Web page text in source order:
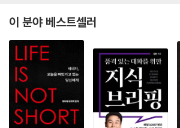
육아 문화로 이어진다. 유아 용품 기업은 부모의
팅을 강화하고, 다른 문화권의 새로운 육아법들이
는 불안은 커져만 간다. 저자는 이러한 현실적인
고 자신의 경험을 바탕으로 그 불안의 근원을 천천
유아차는 현대 육아의 복잡한 상징을 담은 세계이
즈다.
- 메건 볼퍼트 (〈팝매터스〉)
재미있고, 생각을 자극하며, 시적이다. (…) 이 작
하는 사람들의 꿈이다.
- 존 팀페인 (〈필라델피아 인콰이어러〉)
이 분야 베스트셀러